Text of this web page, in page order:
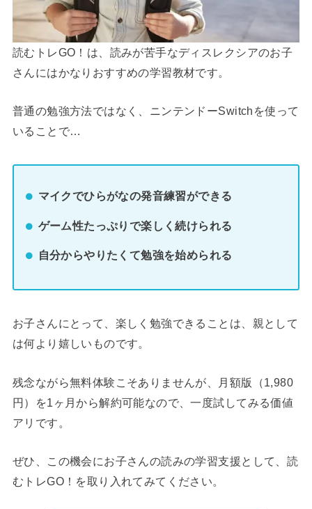
読むトレGO！は、読みが苦手なディスレクシアのお子
さんにはかなりおすすめの学習教材です。
普通の勉強方法ではなく、ニンテンドーSwitchを使って
いることで…
マイクでひらがなの発音練習ができる
ゲーム性たっぷりで楽しく続けられる
自分からやりたくて勉強を始められる
お子さんにとって、楽しく勉強できることは、親として
は何より嬉しいものです。
残念ながら無料体験こそありませんが、月額版（1,980
円）を1ヶ月から解約可能なので、一度試してみる価値
アリです。
ぜひ、この機会にお子さんの読みの学習支援として、読
むトレGO！を取り入れてみてください。